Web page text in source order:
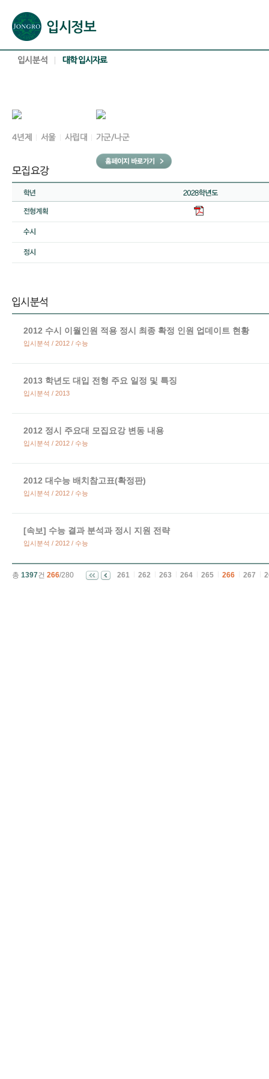
2012 수시 이월인원 적용 정시 최종 확정 인원 업데이트 현황
입시분석 / 2012 / 수능
2013 학년도 대입 전형 주요 일정 및 특징
입시분석 / 2013
2012 정시 주요대 모집요강 변동 내용
입시분석 / 2012 / 수능
2012 대수능 배치참고표(확정판)
입시분석 / 2012 / 수능
[속보] 수능 결과 분석과 정시 지원 전략
입시분석 / 2012 / 수능
총 1397건 266/280 261 262 263 264 265 266 267